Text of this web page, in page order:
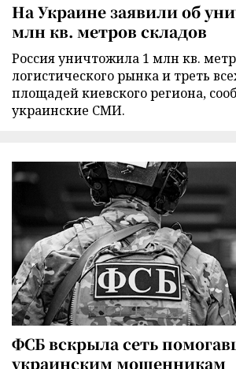
На Украине заявили об
млн кв. метров складов
Россия уничтожила 1 млн кв.
логистического рынка и треть
площадей киевского региона,
украинские СМИ.
ФСБ вскрыла сеть
украинским мошенникам